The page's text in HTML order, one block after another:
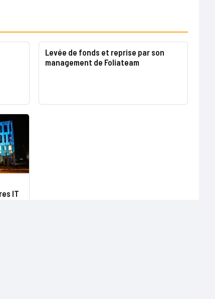
Levée de fonds et reprise par son
management de Foliateam
IT